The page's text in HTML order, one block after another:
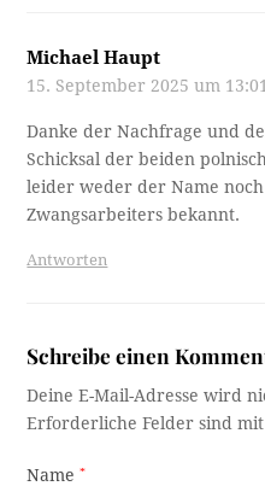
Michael Haupt
15. September 2025 um
Danke der Nachfrage und
Schicksal der beiden
leider weder der Name noch
Zwangsarbeiters bekannt.
Antworten
Schreibe einen
Deine E-Mail-Adresse wird
Erforderliche Felder sind
Name*